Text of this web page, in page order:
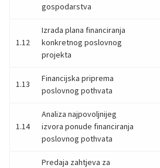
gospodarstva
1.12
Izrada plana financiranja
konkretnog poslovnog
projekta
1.13
Financijska priprema
poslovnog pothvata
1.14
Analiza najpovoljnijeg
izvora ponude financiranja
poslovnog pothvata
Predaja zahtjeva za